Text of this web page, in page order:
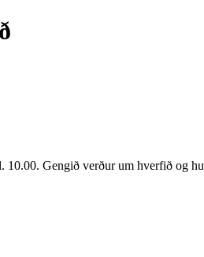
Gengið verður um hverfið og